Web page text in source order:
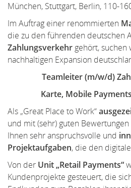
München, Stuttgart, Berlin, 110-
Im Auftrag einer renommierten
die zu den führenden deutschen
Zahlungsverkehr gehört,
nachhaltigen Expansion
Teamleiter (m/w/d)
Karte, Mobile
Als „Great Place to Work“
und mit (sehr) guten
Ihnen sehr anspruchsvolle und
Projektaufgaben, die den
Von der Unit „Retail Payments“
Kundenprojekte gesteuert, die